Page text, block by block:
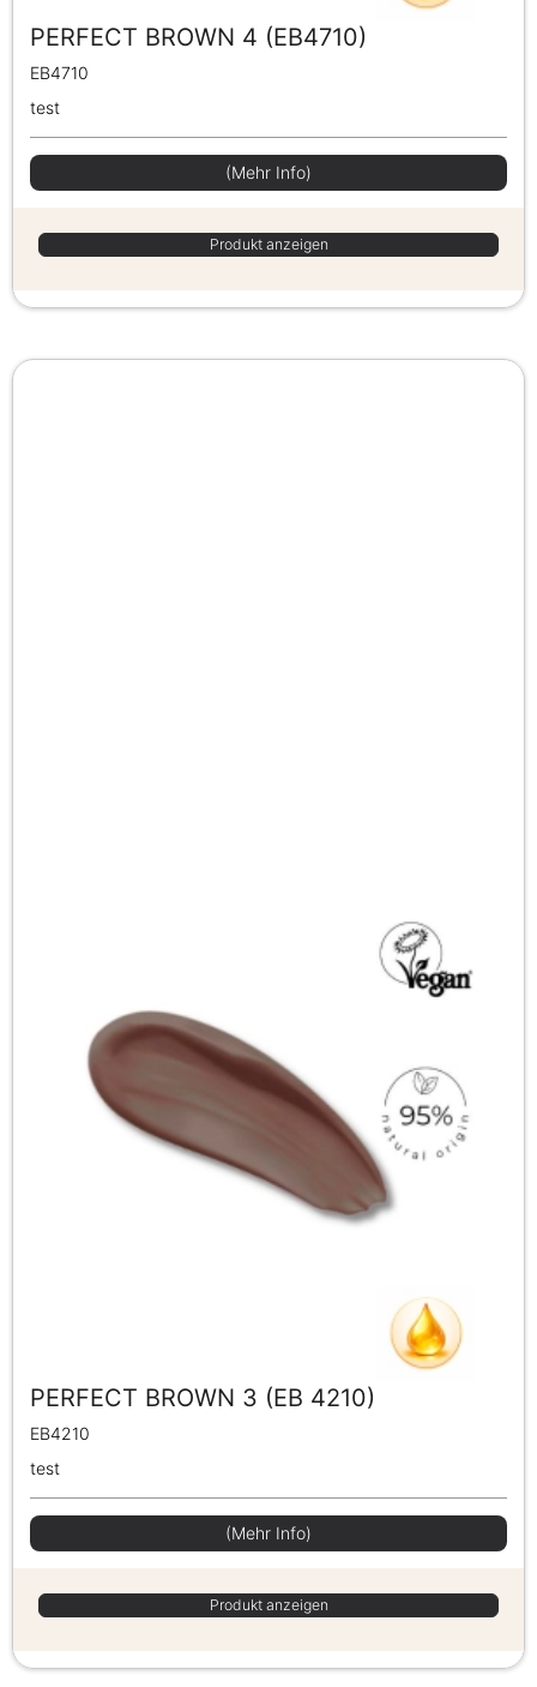
PERFECT BROWN 4 (EB4710)
EB4710
test
(Mehr Info)
Produkt anzeigen
PERFECT BROWN 3 (EB 4210)
EB4210
test
(Mehr Info)
Produkt anzeigen